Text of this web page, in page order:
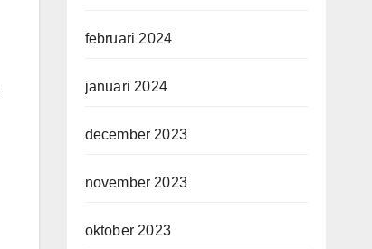
februari 2024
januari 2024
december 2023
november 2023
oktober 2023